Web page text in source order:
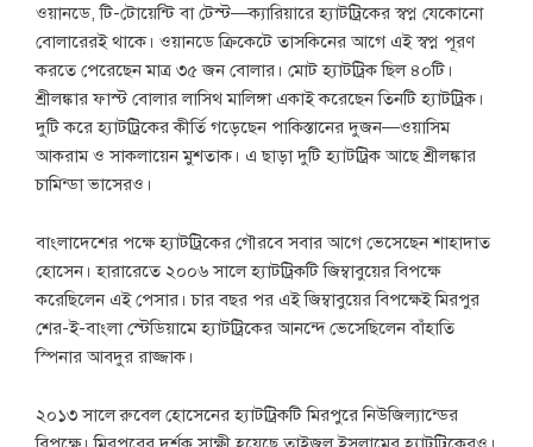
ওয়ানডে, টি-টোয়েন্টি বা টেস্ট—ক্যারিয়ারে হ্যাটট্রিকের স্বপ্ন যেকোনো
বোলারেরই থাকে। ওয়ানডে ক্রিকেটে তাসকিনের আগে এই স্বপ্ন পূরণ
করতে পেরেছেন মাত্র ৩৫ জন বোলার। মোট হ্যাটট্রিক ছিল ৪০টি।
শ্রীলঙ্কার ফাস্ট বোলার লাসিথ মালিঙ্গা একাই করেছেন তিনটি হ্যাটট্রিক।
দুটি করে হ্যাটট্রিকের কীর্তি গড়েছেন পাকিস্তানের দুজন—ওয়াসিম
আকরাম ও সাকলায়েন মুশতাক। এ ছাড়া দুটি হ্যাটট্রিক আছে শ্রীলঙ্কার
চামিন্ডা ভাসেরও।
বাংলাদেশের পক্ষে হ্যাটট্রিকের গৌরবে সবার আগে ভেসেছেন শাহাদাত
হোসেন। হারারেতে ২০০৬ সালে হ্যাটট্রিকটি জিম্বাবুয়ের বিপক্ষে
করেছিলেন এই পেসার। চার বছর পর এই জিম্বাবুয়ের বিপক্ষেই মিরপুর
শের-ই-বাংলা স্টেডিয়ামে হ্যাটট্রিকের আনন্দে ভেসেছিলেন বাঁহাতি
স্পিনার আবদুর রাজ্জাক।
২০১৩ সালে রুবেল হোসেনের হ্যাটট্রিকটি মিরপুরে নিউজিল্যান্ডের